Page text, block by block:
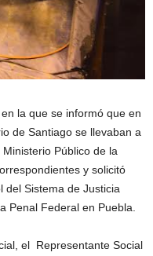
la que se informó que en
de Santiago se llevaban a
Público de la
y solicitó
Sistema de Justicia
Penal Federal en Puebla.
el Representante Social